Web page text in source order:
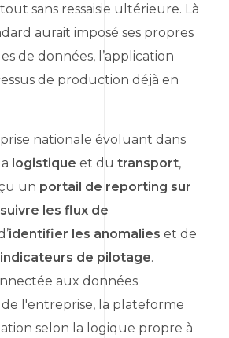
sans ressaisie ultérieure. Là
aurait imposé ses propres
de données, l’application
de production déjà en
nationale évoluant dans
logistique et du transport,
un portail de reporting sur
suivre les flux de
identifier les anomalies et de
de pilotage.
aux données
l'entreprise, la plateforme
selon la logique propre à